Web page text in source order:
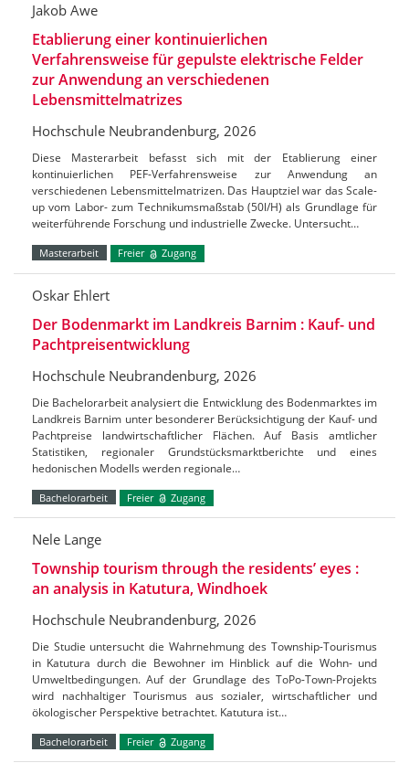
Jakob Awe
Etablierung einer kontinuierlichen
Verfahrensweise für gepulste elektrische Felder
zur Anwendung an verschiedenen
Lebensmittelmatrizes
Hochschule Neubrandenburg, 2026
Diese Masterarbeit befasst sich mit der Etablierung einer
kontinuierlichen PEF-Verfahrensweise zur Anwendung an
verschiedenen Lebensmittelmatrizen. Das Hauptziel war das Scale-
up vom Labor- zum Technikumsmaßstab (50l/H) als Grundlage für
weiterführende Forschung und industrielle Zwecke. Untersucht…
Masterarbeit Freier Zugang
Oskar Ehlert
Der Bodenmarkt im Landkreis Barnim : Kauf- und
Pachtpreisentwicklung
Hochschule Neubrandenburg, 2026
Die Bachelorarbeit analysiert die Entwicklung des Bodenmarktes im
Landkreis Barnim unter besonderer Berücksichtigung der Kauf- und
Pachtpreise landwirtschaftlicher Flächen. Auf Basis amtlicher
Statistiken, regionaler Grundstücksmarktberichte und eines
hedonischen Modells werden regionale…
Bachelorarbeit Freier Zugang
Nele Lange
Township tourism through the residents’ eyes :
an analysis in Katutura, Windhoek
Hochschule Neubrandenburg, 2026
Die Studie untersucht die Wahrnehmung des Township-Tourismus
in Katutura durch die Bewohner im Hinblick auf die Wohn- und
Umweltbedingungen. Auf der Grundlage des ToPo-Town-Projekts
wird nachhaltiger Tourismus aus sozialer, wirtschaftlicher und
ökologischer Perspektive betrachtet. Katutura ist…
Bachelorarbeit Freier Zugang